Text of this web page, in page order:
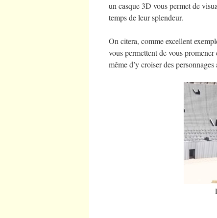
un casque 3D vous permet de
temps de leur splendeur.
On citera, comme excellent
vous permettent de vous
même d’y croiser des